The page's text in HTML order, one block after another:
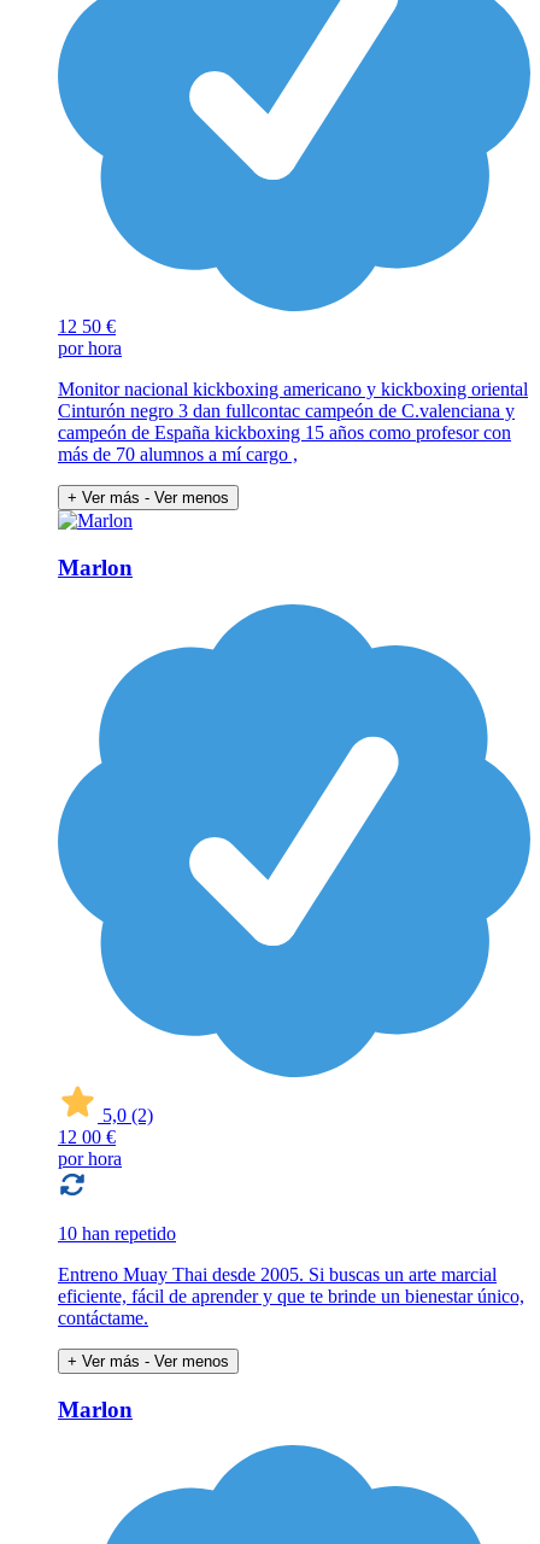
12 50 €
por hora
Monitor nacional kickboxing americano y kickboxing oriental
Cinturón negro 3 dan fullcontac campeón de C.valenciana y
campeón de España kickboxing 15 años como profesor con
más de 70 alumnos a mí cargo ,
+ Ver más - Ver menos
Marlon
5,0 (2)
12 00 €
por hora
10 han repetido
Entreno Muay Thai desde 2005. Si buscas un arte marcial
eficiente, fácil de aprender y que te brinde un bienestar único,
contáctame.
+ Ver más - Ver menos
Marlon